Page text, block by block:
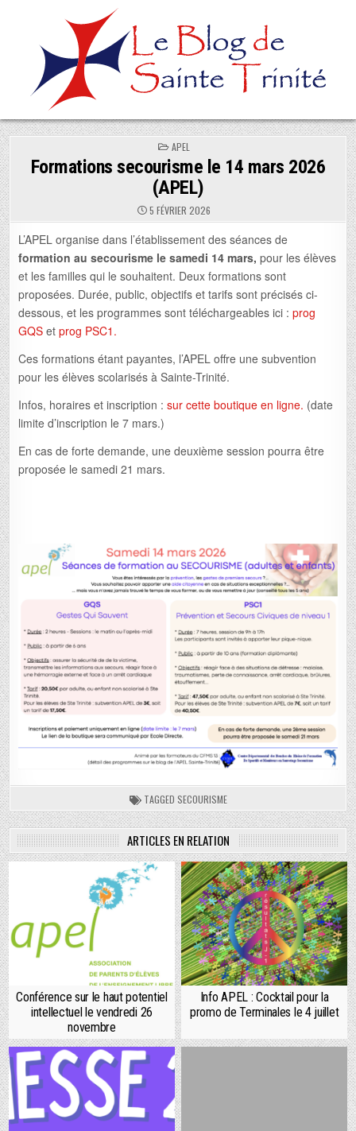
POSTED
IN
APEL
Formations secourisme le 14 mars 2026
(APEL)
5 FÉVRIER 2026
L’APEL organise dans l’établissement des séances de
formation au secourisme le samedi 14 mars, pour les élèves
et les familles qui le souhaitent. Deux formations sont
proposées. Durée, public, objectifs et tarifs sont précisés ci-
dessous, et les programmes sont téléchargeables ici :prog
GQS etprog PSC1.
Ces formations étant payantes, l’APEL offre une subvention
pour les élèves scolarisés à Sainte-Trinité.
Infos, horaires et inscription :sur cette boutique en ligne. (date
limite d’inscription le 7 mars.)
En cas de forte demande, une deuxième session pourra être
proposée le samedi 21 mars.
TAGGED SECOURISME
ARTICLES EN RELATION
Conférence sur le haut potentiel
intellectuel le vendredi 26
novembre
Info APEL : Cocktail pour la
promo de Terminales le 4 juillet